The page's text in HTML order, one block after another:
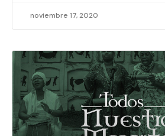
noviembre 17, 2020